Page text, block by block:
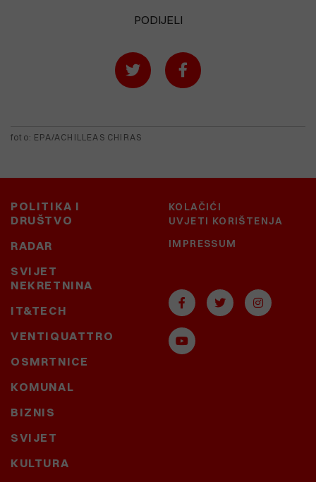
PODIJELI
foto: EPA/ACHILLEAS CHIRAS
POLITIKA I
DRUŠTVO
RADAR
SVIJET
NEKRETNINA
IT&TECH
VENTIQUATTRO
OSMRTNICE
KOMUNAL
BIZNIS
SVIJET
KULTURA
KOLAČIĆI
UVJETI KORIŠTENJA
IMPRESSUM